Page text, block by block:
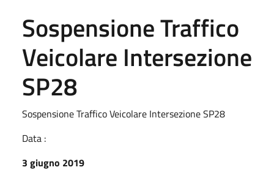
Sospensione Traffico
Veicolare Intersezione
SP28
Sospensione Traffico Veicolare Intersezione SP28
Data :
3 giugno 2019